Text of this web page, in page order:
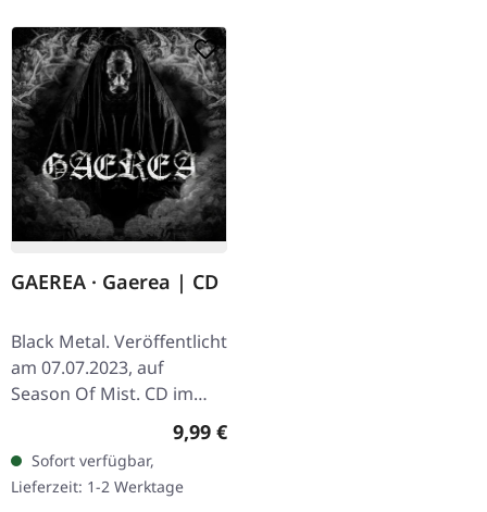
GAEREA · Gaerea | CD
Black Metal. Veröffentlicht
am 07.07.2023, auf
Season Of Mist. CD im
Jewelcase mit Bonus-
Track und 12-seitigem
Booklet. Die
portugiesische…
Regulärer Preis:
9,99 €
Sofort verfügbar,
Lieferzeit: 1-2 Werktage